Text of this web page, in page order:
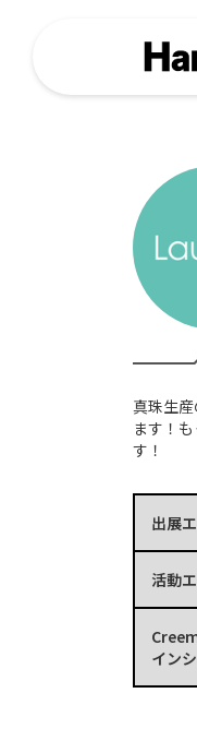
真珠生
ます！
す！
出展
活動
イン